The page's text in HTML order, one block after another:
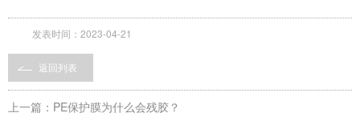
发表时间：2023-04-21
返回列表
上一篇：PE保护膜为什么会残胶？